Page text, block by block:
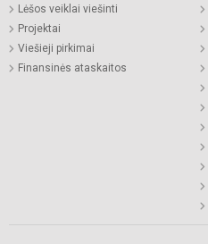
Lėšos veiklai viešinti
Projektai
Viešieji pirkimai
Finansinės ataskaitos